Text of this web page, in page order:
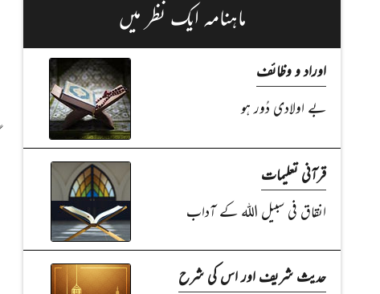
ماہنامہ ایک نظر میں
اوراد و وظائف
بے اولادی دُور ہو
قرآنی تعلیمات
انقاق فی سبیل اللہ کے آداب
حدیث شریف اور اس کی شرح